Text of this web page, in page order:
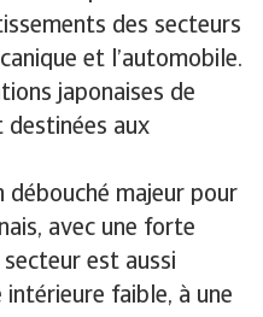
des secteurs
et l’automobile.
japonaises de
aux
débouché majeur pour
avec une forte
est aussi
faible, à une